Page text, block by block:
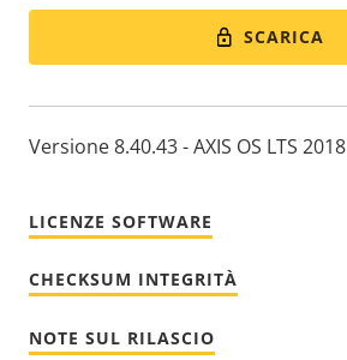
SCARICA
Versione 8.40.43 - AXIS OS LTS 2018
LICENZE SOFTWARE
CHECKSUM INTEGRITÀ
NOTE SUL RILASCIO